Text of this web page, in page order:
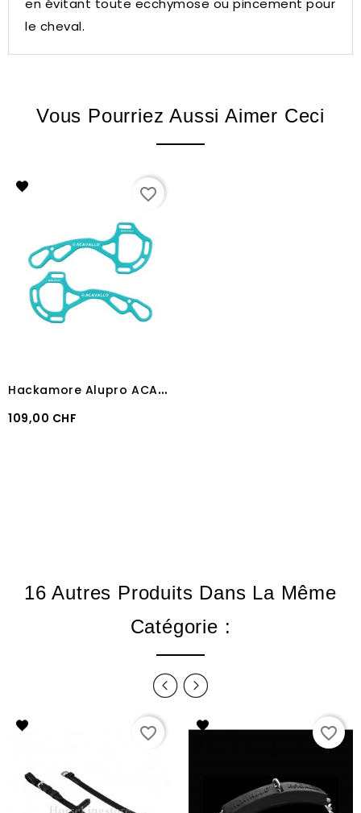
en évitant toute ecchymose ou pincement pour
le cheval.
Vous Pourriez Aussi Aimer Ceci
favorite_border
H
ackamore Alupro ACAVALLO
Prix
109,00 CHF
16 Autres Produits Dans La Même
Catégorie :
favorite_border favorite_border